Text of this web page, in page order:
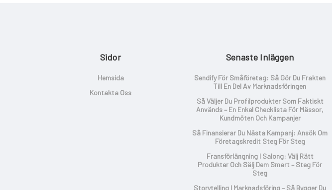
Sidor
Hemsida
Kontakta Oss
Senaste Inläggen
Sendify För Småföretag: Så Gör Du Frakten
Till En Del Av Marknadsföringen
Så Väljer Du Profilprodukter Som Faktiskt
Används – En Enkel Checklista För Mässor,
Kundmöten Och Kampanjer
Så Finansierar Du Nästa Kampanj: Ansök Om
Företagskredit Steg För Steg
Fransförlängning I Salong: Välj Rätt
Produkter Och Sälj Dem Smart – Steg För
Steg
Storytelling I Marknadsföring – Så Bygger Du